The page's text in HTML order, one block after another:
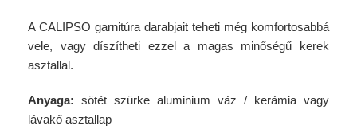
A CALIPSO garnitúra darabjait teheti még komfortosabbá
vele, vagy díszítheti ezzel a magas minőségű kerek
asztallal.
Anyaga: sötét szürke aluminium váz / kerámia vagy
lávakő asztallap